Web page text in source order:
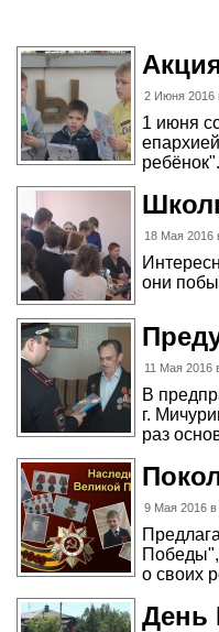
2 Июня 2016
1 июня
18 Мая 2016
они
11 Мая 2016
В
г.
раз
9 Мая 2016 в
Победы",
о своих
День